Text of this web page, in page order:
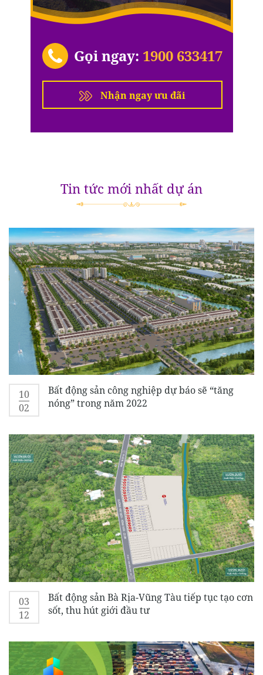
Gọi ngay: 1900 633417
Nhận ngay ưu đãi
Tin tức mới nhất dự án
10
02
Bất động sản công nghiệp dự báo sẽ “tăng
nóng” trong năm 2022
03
12
Bất động sản Bà Rịa-Vũng Tàu tiếp tục tạo cơn
sốt, thu hút giới đầu tư